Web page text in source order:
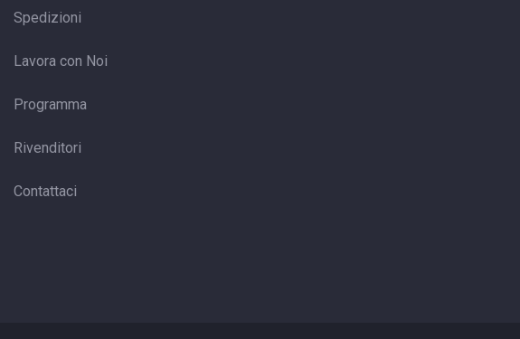
Spedizioni
Lavora con Noi
Programma
Rivenditori
Contattaci